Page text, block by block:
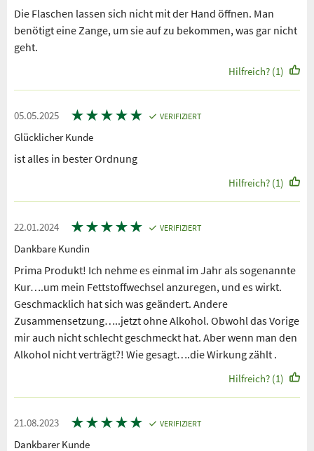
Die Flaschen lassen sich nicht mit der Hand öffnen. Man
benötigt eine Zange, um sie auf zu bekommen, was gar nicht
geht.
Hilfreich? (1)
05.05.2025 ★★★★★ VERIFIZIERT
Glücklicher Kunde
ist alles in bester Ordnung
Hilfreich? (1)
22.01.2024 ★★★★★ VERIFIZIERT
Dankbare Kundin
Prima Produkt! Ich nehme es einmal im Jahr als sogenannte
Kur….um mein Fettstoffwechsel anzuregen, und es wirkt.
Geschmacklich hat sich was geändert. Andere
Zusammensetzung…..jetzt ohne Alkohol. Obwohl das Vorige
mir auch nicht schlecht geschmeckt hat. Aber wenn man den
Alkohol nicht verträgt?! Wie gesagt….die Wirkung zählt .
Hilfreich? (1)
21.08.2023 ★★★★★ VERIFIZIERT
Dankbarer Kunde